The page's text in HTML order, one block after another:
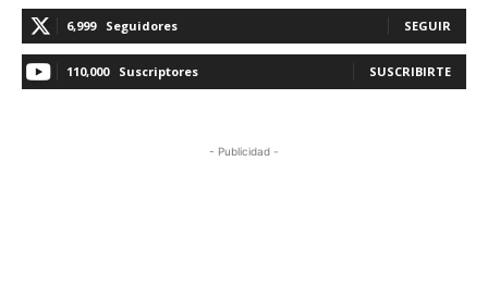
6,999 Seguidores SEGUIR
110,000 Suscriptores SUSCRIBIRTE
- Publicidad -